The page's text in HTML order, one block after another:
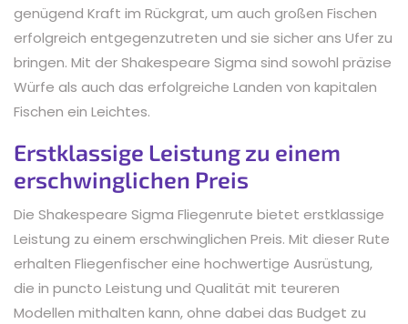
genügend Kraft im Rückgrat, um auch großen Fischen
erfolgreich entgegenzutreten und sie sicher ans Ufer zu
bringen. Mit der Shakespeare Sigma sind sowohl präzise
Würfe als auch das erfolgreiche Landen von kapitalen
Fischen ein Leichtes.
Erstklassige Leistung zu einem
erschwinglichen Preis
Die Shakespeare Sigma Fliegenrute bietet erstklassige
Leistung zu einem erschwinglichen Preis. Mit dieser Rute
erhalten Fliegenfischer eine hochwertige Ausrüstung,
die in puncto Leistung und Qualität mit teureren
Modellen mithalten kann, ohne dabei das Budget zu